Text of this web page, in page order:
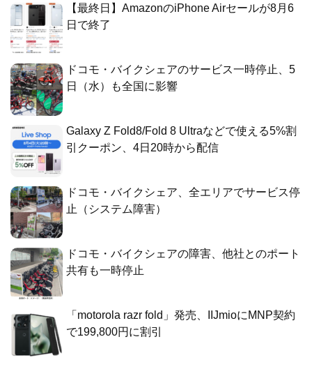
【最終日】AmazonのiPhone Airセールが8月6
日で終了
ドコモ・バイクシェアのサービス一時停止、5
日（水）も全国に影響
Galaxy Z Fold8/Fold 8 Ultraなどで使える5%割
引クーポン、4日20時から配信
ドコモ・バイクシェア、全エリアでサービス停
止（システム障害）
ドコモ・バイクシェアの障害、他社とのポート
共有も一時停止
「motorola razr fold」発売、IIJmioにMNP契約
で199,800円に割引